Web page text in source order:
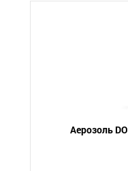
Аерозоль